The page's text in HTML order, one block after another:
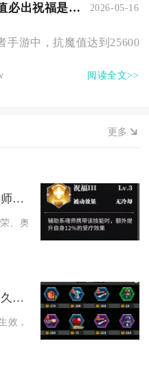
火影忍者手游中的准确魔抗值必出祝福是多少 2026-05-16
手游中，抗魔值达到25600
阅读全文>>
更多
有哪些不错的斗罗大陆魂师对决辅助角色
、奥斯卡、深海领主·小白、灵
如何让旭日之城贵族卡永久生效
效，核心途径为持续累积贵族